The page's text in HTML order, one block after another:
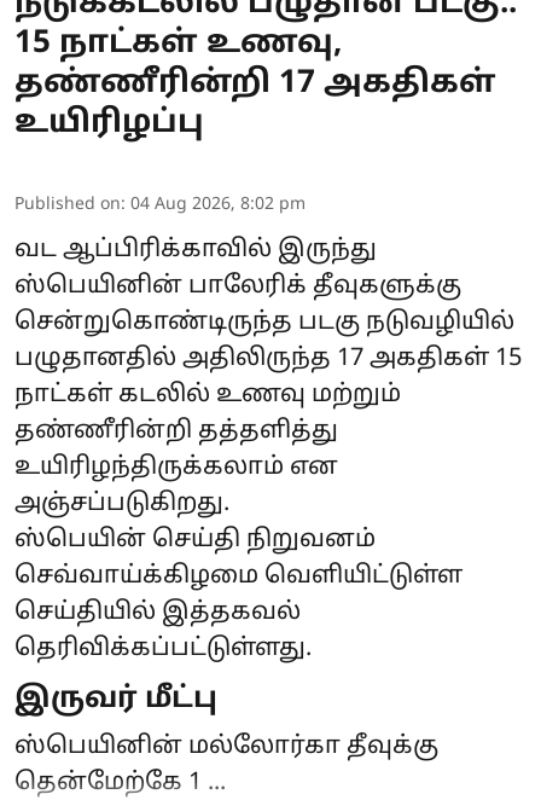
15 நாட்கள் உணவு,
தண்ணீரின்றி 17 அகதிகள்
உயிரிழப்பு
Published on: 04 Aug 2026, 8:02 pm
வட ஆப்பிரிக்காவில் இருந்து
ஸ்பெயினின் பாலேரிக் தீவுகளுக்கு
சென்றுகொண்டிருந்த படகு நடுவழியில்
பழுதானதில் அதிலிருந்த 17 அகதிகள் 15
நாட்கள் கடலில் உணவு மற்றும்
தண்ணீரின்றி தத்தளித்து
உயிரிழந்திருக்கலாம் என
அஞ்சப்படுகிறது.
ஸ்பெயின் செய்தி நிறுவனம்
செவ்வாய்க்கிழமை வெளியிட்டுள்ள
செய்தியில் இத்தகவல்
தெரிவிக்கப்பட்டுள்ளது.
இருவர் மீட்பு
ஸ்பெயினின் மல்லோர்கா தீவுக்கு
தென்மேற்கே 1 ...